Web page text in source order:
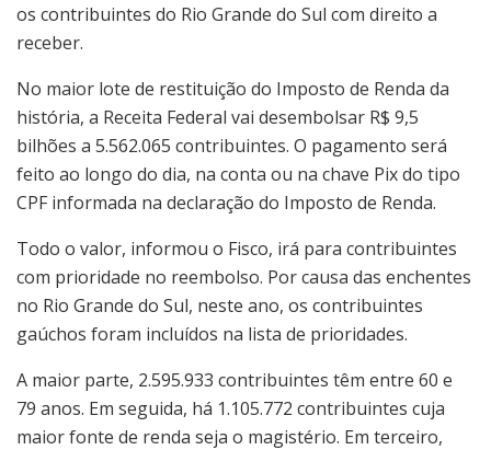
os contribuintes do Rio Grande do Sul com direito a
receber.
No maior lote de restituição do Imposto de Renda da
história, a Receita Federal vai desembolsar R$ 9,5
bilhões a 5.562.065 contribuintes. O pagamento será
feito ao longo do dia, na conta ou na chave Pix do tipo
CPF informada na declaração do Imposto de Renda.
Todo o valor, informou o Fisco, irá para contribuintes
com prioridade no reembolso. Por causa das enchentes
no Rio Grande do Sul, neste ano, os contribuintes
gaúchos foram incluídos na lista de prioridades.
A maior parte, 2.595.933 contribuintes têm entre 60 e
79 anos. Em seguida, há 1.105.772 contribuintes cuja
maior fonte de renda seja o magistério. Em terceiro,